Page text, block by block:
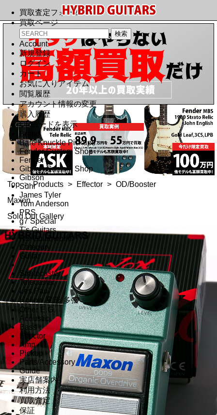
買取査定フォーム
買取ページ
Account
新規登録
ログイン
カート
お気に入りアイテム
閲覧履歴
アカウント情報の変更
購入履歴
QRコードを表示
Brand
Bare Knuckle Pickups
Fender Custom Shop
Fender
Gibson Custom Shop
Gibson
Suhr
James Tyler
Tom Anderson
PRS
g7 Special
T's Guitars
RS Guitarworks
Category
Guitar
Stratocaster
Telecaster
Les Paul
Hollow 変形 多弦
Other E.G.
Acoustic
Bass
Effector
Amp
Pickup
Parts/Accessory
Guide
実店舗案内
利用方法
買取査定
保証
Top > Products > Effector > OD/Booster
Maxon
Sold Out Gallery